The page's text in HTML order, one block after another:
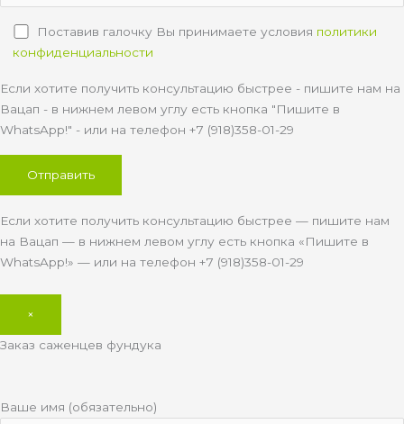
Поставив галочку Вы принимаете условия политики
конфиденциальности
Если хотите получить консультацию быстрее - пишите нам на
Вацап - в нижнем левом углу есть кнопка "Пишите в
WhatsApp!" - или на телефон +7 (918)358-01-29
Если хотите получить консультацию быстрее — пишите нам
на Вацап — в нижнем левом углу есть кнопка «Пишите в
WhatsApp!» — или на телефон +7 (918)358-01-29
×
Заказ саженцев фундука
Ваше имя (обязательно)